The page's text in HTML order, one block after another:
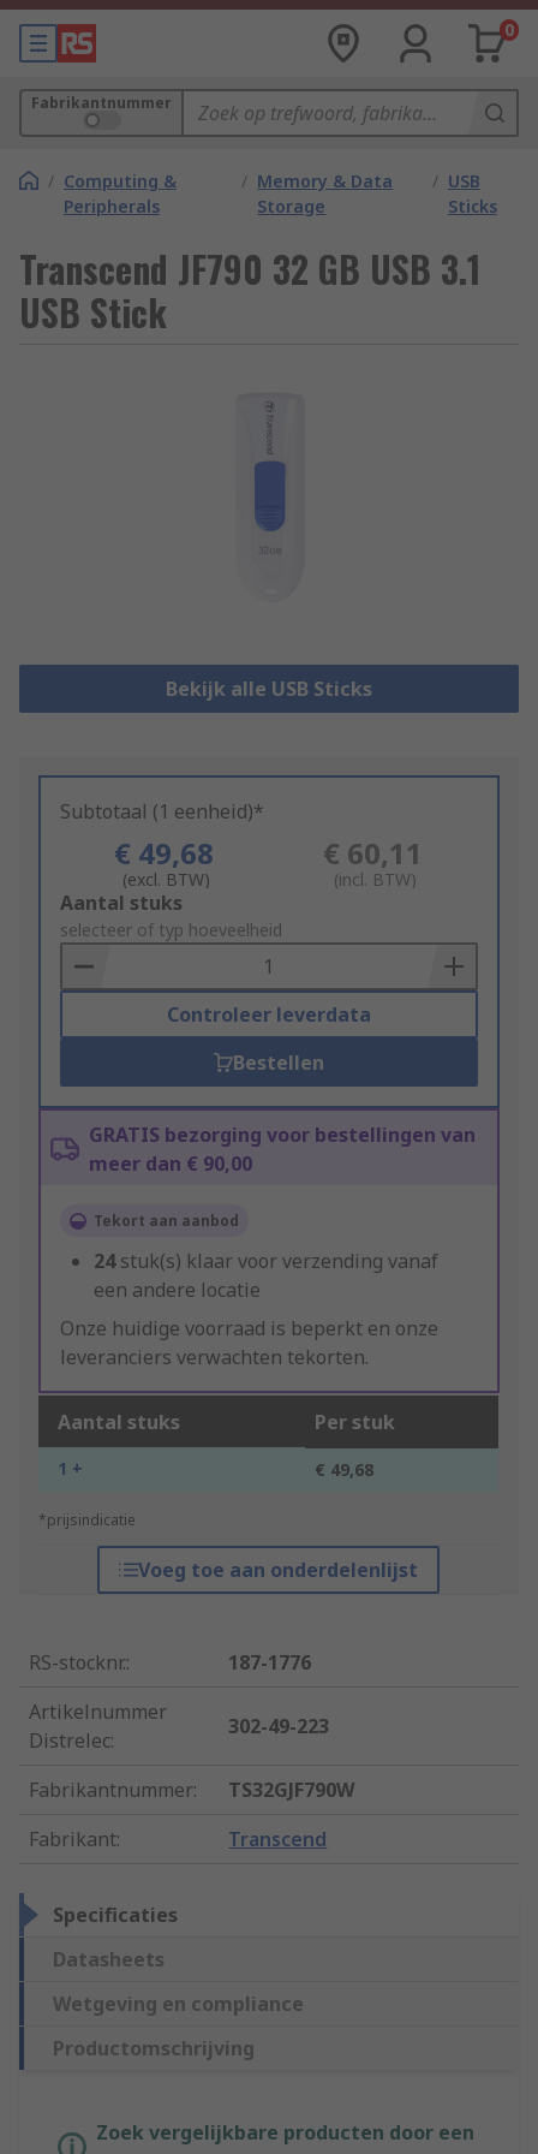
0
Fabrikantnummer
/ Computing &
Peripherals
/ Memory & Data
Storage
/ USB
Sticks
Transcend JF790 32 GB USB 3.1
USB Stick
Bekijk alle USB Sticks
Subtotaal (1 eenheid)*
€ 49,68
(excl. BTW)
€ 60,11
(incl. BTW)
Add
to
Basket
Aantal stuks
selecteer of typ hoeveelheid
Controleer leverdata
Bestellen
GRATIS bezorging voor bestellingen van
meer dan € 90,00
Tekort aan aanbod
24stuk(s) klaar voor verzending vanaf
een andere locatie
Onze huidige voorraad is beperkt en onze
leveranciers verwachten tekorten.
Aantal stuks Per stuk
1 + € 49,68
*prijsindicatie
Voeg toe aan onderdelenlijst
RS-stocknr.:
187-1776
Artikelnummer
Distrelec:
302-49-223
Fabrikantnummer:
TS32GJF790W
Fabrikant: Transcend
Specificaties
Datasheets
Wetgeving en compliance
Productomschrijving
Zoek vergelijkbare producten door een